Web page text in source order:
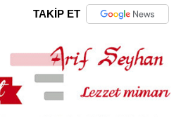
TAKİP ET